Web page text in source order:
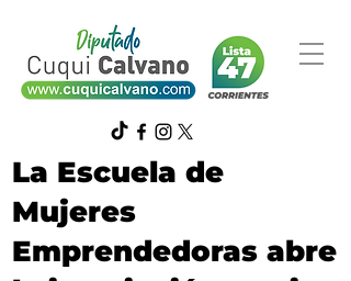
La Escuela de
Mujeres
Emprendedoras abre